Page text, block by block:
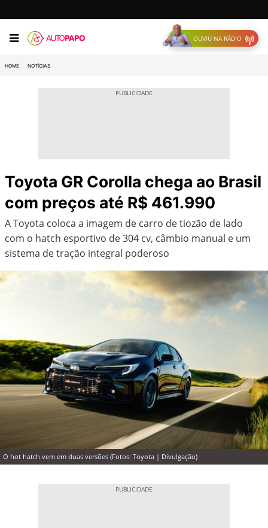
OUVIU NA RÁDIO
HOME NOTÍCIAS
Toyota GR Corolla chega ao Brasil
com preços até R$ 461.990
A Toyota coloca a imagem de carro de tiozão de lado
com o hatch esportivo de 304 cv, câmbio manual e um
sistema de tração integral poderoso
O hot hatch vem em duas versões (Fotos: Toyota | Divulgação)